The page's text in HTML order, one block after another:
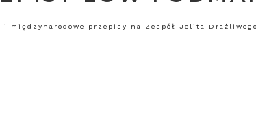
międzynarodowe przepisy na Zespół Jelita